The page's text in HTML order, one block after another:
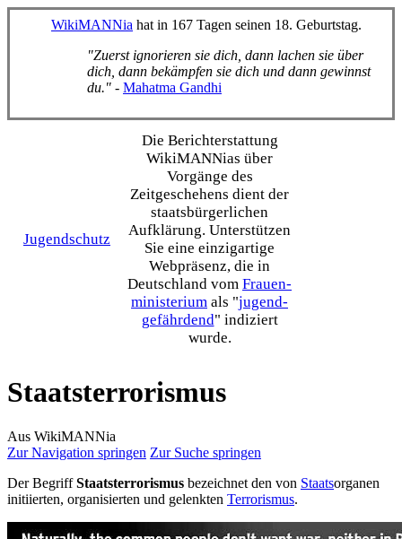
WikiMANNia hat in 167 Tagen seinen 18. Geburtstag.
"Zuerst ignorieren sie dich, dann lachen sie über
dich, dann bekämpfen sie dich und dann gewinnst
du." - Mahatma Gandhi
Jugendschutz
Die Bericht­erstattung
WikiMANNias über
Vorgänge des
Zeitgeschehens dient der
staats­bürgerlichen
Aufklärung. Unterstützen
Sie eine einzig­artige
Webpräsenz, die in
Deutschland vom Frauen­
ministerium als "jugend­
gefährdend" indiziert
wurde.
Staatsterrorismus
Aus WikiMANNia
Zur Navigation springen Zur Suche springen
Der BegriffStaatsterrorismus bezeichnet den von Staats­organen
initiierten, organisierten und gelenkten Terrorismus.